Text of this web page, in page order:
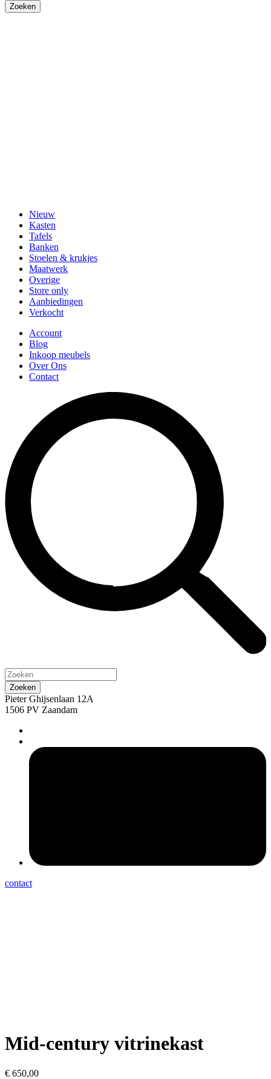
Nieuw
Kasten
Tafels
Banken
Stoelen & krukjes
Maatwerk
Overige
Store only
Aanbiedingen
Verkocht
Account
Blog
Inkoop meubels
Over Ons
Contact
Pieter Ghijsenlaan 12A
1506 PV Zaandam
contact
Mid-century vitrinekast
€ 650,00